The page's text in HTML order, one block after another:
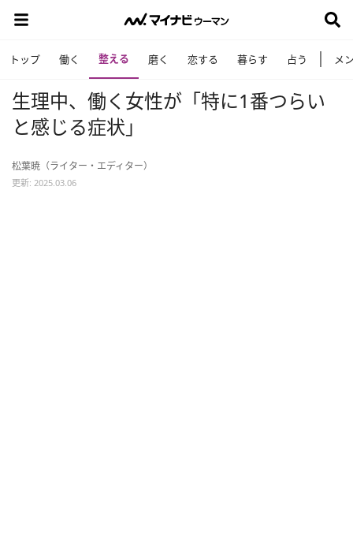
トップ 働く 整える 磨く 恋する 暮らす 占う メ
生理中、働く女性が「特に1番つらい
と感じる症状」
松葉暁（ライター・エディター）
更新: 2025.03.06